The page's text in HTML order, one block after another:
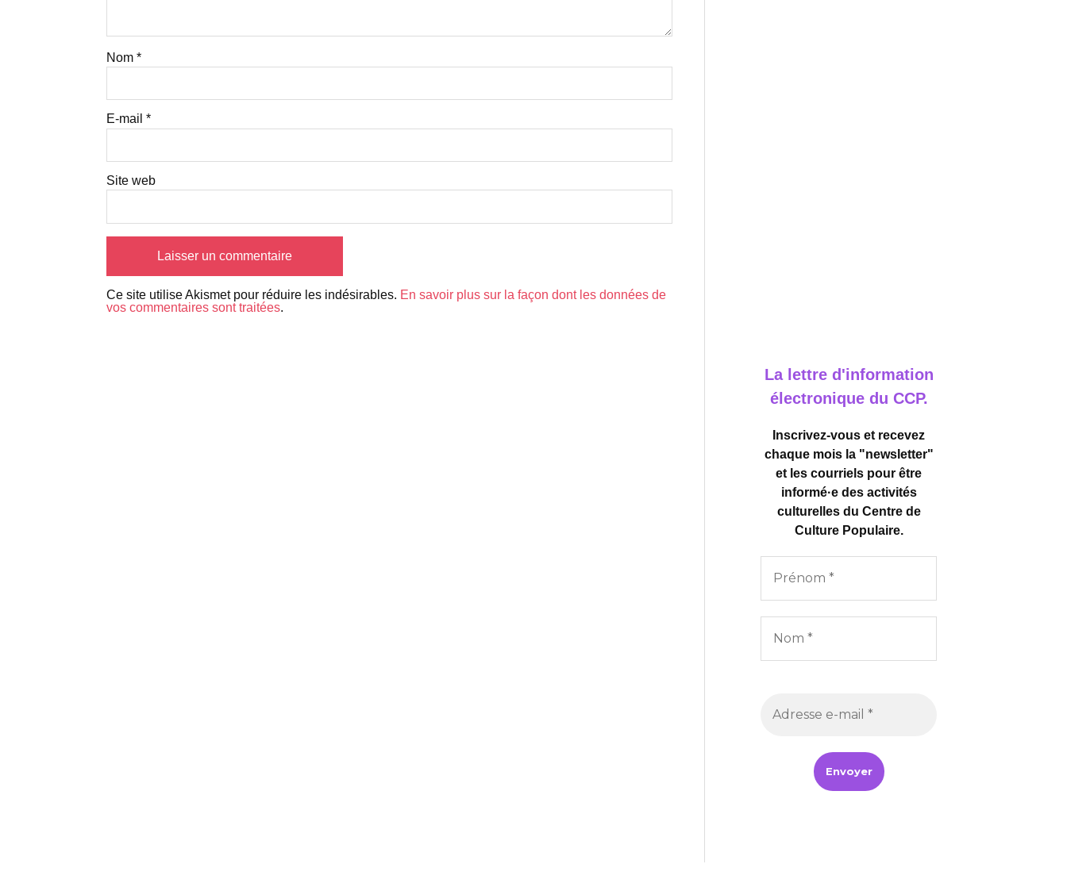
Nom *
E-mail *
Site web
Ce site utilise Akismet pour réduire les indésirables. En savoir plus sur la façon dont les données de
vos commentaires sont traitées.
La lettre d'information
électronique du CCP.
Inscrivez-vous et recevez
chaque mois la "newsletter"
et les courriels pour être
informé·e des activités
culturelles du Centre de
Culture Populaire.